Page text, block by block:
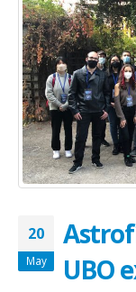
20
May
UBO